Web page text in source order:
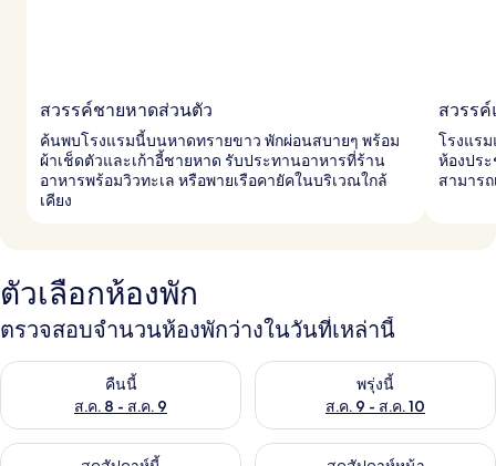
สวรรค์ชายหาดส่วนตัว
ค้นพบโรงแรมนี้บนหาดทรายขาว พักผ่อนสบายๆ พร้อม
ผ้าเช็ดตัวและเก้าอี้ชายหาด รับประทานอาหารที่ร้าน
อาหารพร้อมวิวทะเล หรือพายเรือคายัคในบริเวณใกล้
เคียง
สวรรค์
โรงแร
ห้องปร
สามาร
ตัวเลือกห้องพัก
ตรวจสอบจำนวนห้องพักว่างในวันที่เหล่านี้
คืนนี้
ส.ค. 8 - ส.ค. 9
ตรวจสอบจำนวนห้องพักว่างในคืนนี้ ส.ค. 8 - ส.ค. 9พรุ่งนี้
ส.ค. 9 - ส.ค. 10
ตรวจสอบจำนวนห้องพักว่างใน
ตรวจสอบจำนวนห้องพักว่างในสุดสัปดาห์นี้ ส.ค. 14 - ส.ค. 16
ตรวจสอบจำนวนห้องพักว่างใน